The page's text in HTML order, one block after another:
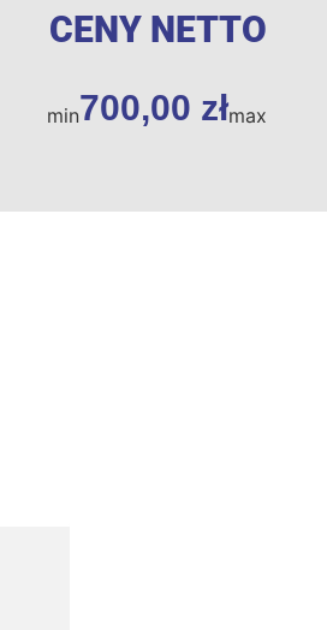
CENY NETTO
min700,00 złmax